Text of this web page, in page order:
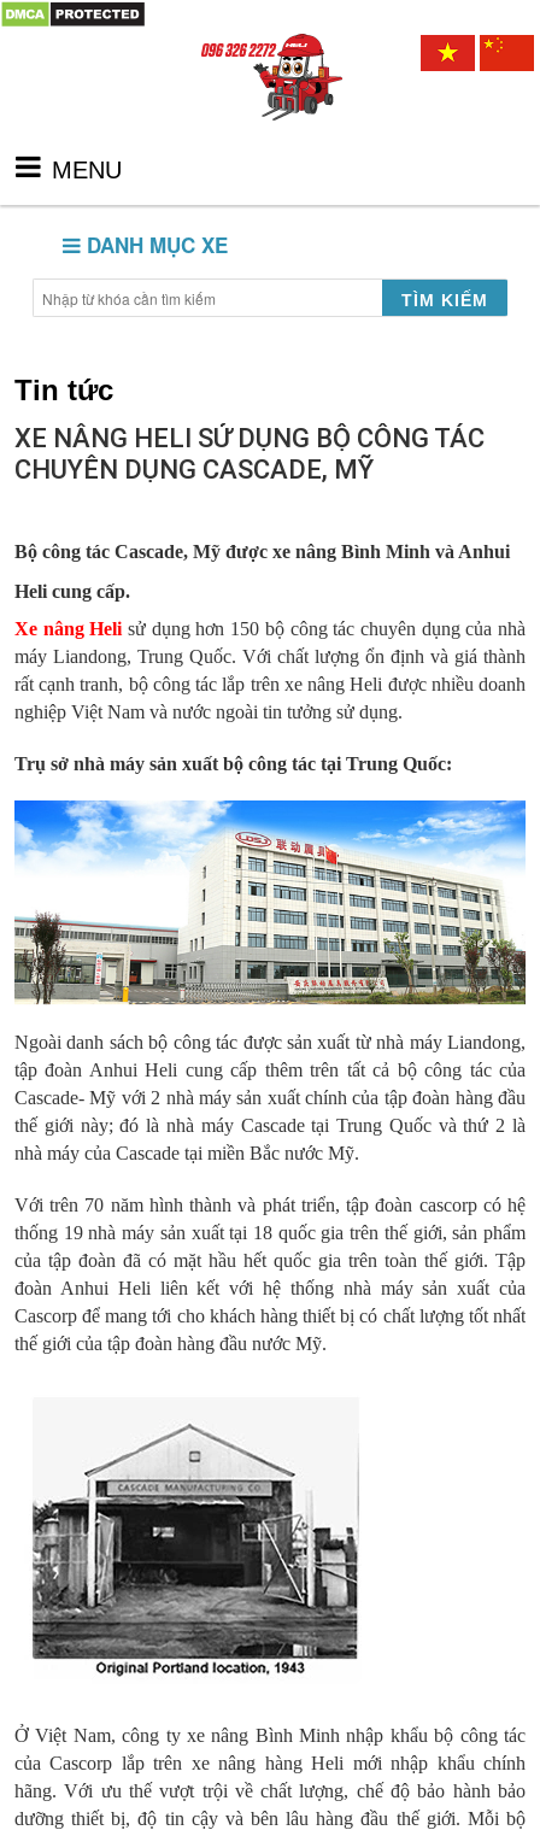
MENU
DANH MỤC XE
TÌM KIẾM
Tin tức
XE NÂNG HELI SỬ DỤNG BỘ CÔNG TÁC
CHUYÊN DỤNG CASCADE, MỸ
Bộ công tác Cascade, Mỹ được xe nâng Bình Minh và Anhui
Heli cung cấp.
Xe nâng Heli sử dụng hơn 150 bộ công tác chuyên dụng của nhà
máy Liandong, Trung Quốc. Với chất lượng ổn định và giá thành
rất cạnh tranh, bộ công tác lắp trên xe nâng Heli được nhiều doanh
nghiệp Việt Nam và nước ngoài tin tưởng sử dụng.
Trụ sở nhà máy sản xuất bộ công tác tại Trung Quốc:
Ngoài danh sách bộ công tác được sản xuất từ nhà máy Liandong,
tập đoàn Anhui Heli cung cấp thêm trên tất cả bộ công tác của
Cascade- Mỹ với 2 nhà máy sản xuất chính của tập đoàn hàng đầu
thế giới này; đó là nhà máy Cascade tại Trung Quốc và thứ 2 là
nhà máy của Cascade tại miền Bắc nước Mỹ.
Với trên 70 năm hình thành và phát triển, tập đoàn cascorp có hệ
thống 19 nhà máy sản xuất tại 18 quốc gia trên thế giới, sản phẩm
của tập đoàn đã có mặt hầu hết quốc gia trên toàn thế giới. Tập
đoàn Anhui Heli liên kết với hệ thống nhà máy sản xuất của
Cascorp để mang tới cho khách hàng thiết bị có chất lượng tốt nhất
thế giới của tập đoàn hàng đầu nước Mỹ.
Ở Việt Nam, công ty xe nâng Bình Minh nhập khẩu bộ công tác
của Cascorp lắp trên xe nâng hàng Heli mới nhập khẩu chính
hãng. Với ưu thế vượt trội về chất lượng, chế độ bảo hành bảo
dưỡng thiết bị, độ tin cậy và bên lâu hàng đầu thế giới. Mỗi bộ